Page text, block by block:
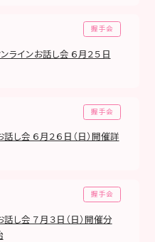
握手会
ラインお話し会 ６月２５日
握手会
し会 ６月２６日（日）開催詳
握手会
し会 ７月３日（日）開催分